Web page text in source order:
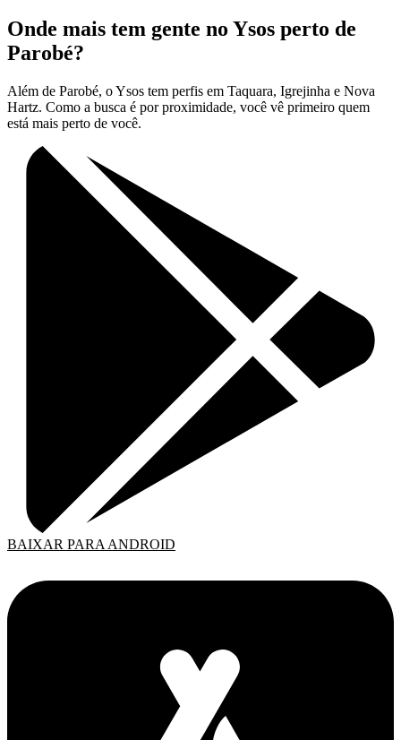
Onde mais tem gente no Ysos perto de
Parobé?
Além de Parobé, o Ysos tem perfis em Taquara, Igrejinha e Nova
Hartz. Como a busca é por proximidade, você vê primeiro quem
está mais perto de você.
BAIXAR PARA ANDROID